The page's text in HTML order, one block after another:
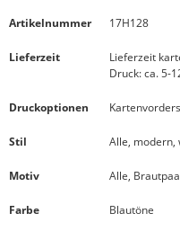
Artikelnummer 17H128
Lieferzeit
Lieferzeit
Druck: ca. 5-
Druckoptionen
Stil Alle, modern,
Motiv Alle,
Farbe Blautöne